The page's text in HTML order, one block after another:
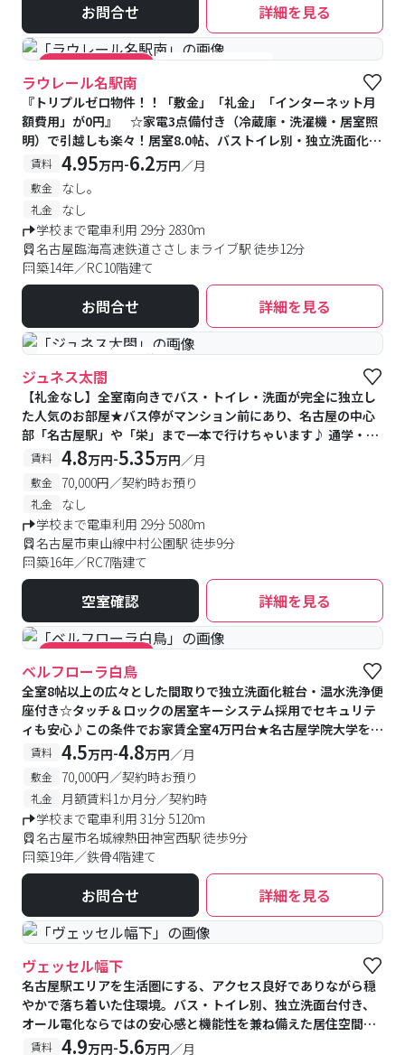
お問合せ 詳細を見る
#キャンペーン実施中 #女性専用フロアあり
ラウレール名駅南
『トリプルゼロ物件！！「敷金」「礼金」「インターネット月
額費用」が0円』 ☆家電3点備付き（冷蔵庫・洗濯機・居室照
明）で引越しも楽々！居室8.0帖、バストイレ別・独立洗面化粧
台・宅配BOX設置の魅力的で快適なお物件です！＊＊女性専用
フロアも3フロアご用意＊＊愛知大学まで徒歩8分！ほかにも物
件周辺には徒歩・自転車圏内の学校多数あり！
賃料 4.95万円-6.2万円／月
敷金 なし。
礼金
なし
学校まで電車利用 29分 2830m
名古屋臨海高速鉄道ささしまライブ駅 徒歩12分
築14年／RC10階建て
お問合せ 詳細を見る
#予約受付中 #空室待ち
ジュネス太閤
【礼金なし】全室南向きでバス・トイレ・洗面が完全に独立し
た人気のお部屋★バス停がマンション前にあり、名古屋の中心
部「名古屋駅」や「栄」まで一本で行けちゃいます♪ 通学・シ
ョッピングに便利な立地です！
賃料 4.8万円-5.35万円／月
敷金 70,000円／契約時お預り
礼金
なし
学校まで電車利用 29分 5080m
名古屋市東山線中村公園駅 徒歩9分
築16年／RC7階建て
空室確認 詳細を見る
#キャンペーン実施中
ベルフローラ白鳥
全室8帖以上の広々とした間取りで独立洗面化粧台・温水洗浄便
座付き☆タッチ＆ロックの居室キーシステム採用でセキュリテ
ィも安心♪この条件でお家賃全室4万円台★名古屋学院大学を始
めとした熱田区・中区方面の学生さんにオススメ！
賃料 4.5万円-4.8万円／月
敷金 70,000円／契約時お預り
礼金
月額賃料1か月分／契約時
学校まで電車利用 31分 5120m
名古屋市名城線熱田神宮西駅 徒歩9分
築19年／鉄骨4階建て
お問合せ 詳細を見る
ヴェッセル幅下
名古屋駅エリアを生活圏にする、アクセス良好でありながら穏
やかで落ち着いた住環境。バス・トイレ別、独立洗面台付き、
オール電化ならではの安心感と機能性を兼ね備えた居住空間で
す。カメラ付きオートロック、室内モニターホン、防犯カメラ
賃料 4.9万円-5.6万円／月